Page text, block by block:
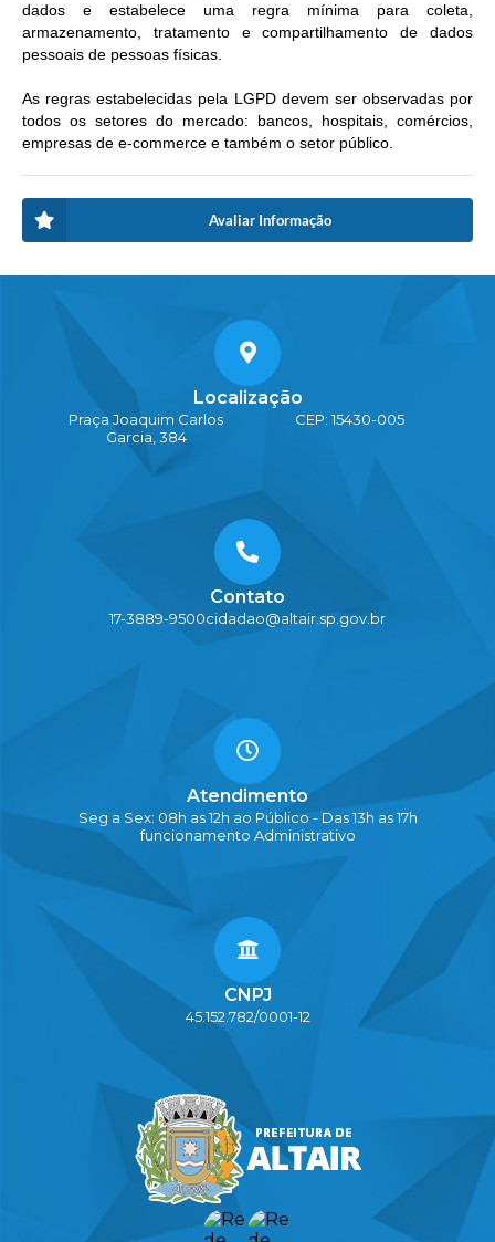
dados e estabelece uma regra mínima para coleta,
armazenamento, tratamento e compartilhamento de dados
pessoais de pessoas físicas.
As regras estabelecidas pela LGPD devem ser observadas por
todos os setores do mercado: bancos, hospitais, comércios,
empresas de e-commerce e também o setor público.
Avaliar Informação
Localização
Praça Joaquim Carlos
Garcia, 384
CEP: 15430-005
Contato
17-3889-9500cidadao@altair.sp.gov.br
Atendimento
Seg a Sex: 08h as 12h ao Público - Das 13h as 17h
funcionamento Administrativo
CNPJ
45.152.782/0001-12